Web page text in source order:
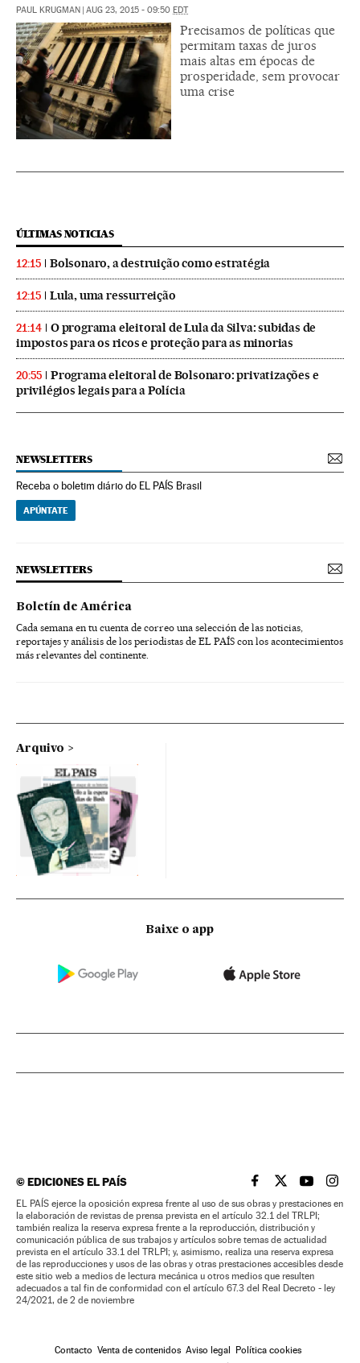
PAUL KRUGMAN | AUG 23, 2015 - 09:50 EDT
Precisamos de políticas que
permitam taxas de juros
mais altas em épocas de
prosperidade, sem provocar
uma crise
ÚLTIMAS NOTICIAS
12:15 Bolsonaro, a destruição como estratégia
12:15 Lula, uma ressurreição
21:14
O programa eleitoral de Lula da Silva: subidas de
impostos para os ricos e proteção para as minorias
20:55
Programa eleitoral de Bolsonaro: privatizações e
privilégios legais para a Polícia
NEWSLETTERS
Receba o boletim diário do EL PAÍS Brasil
APÚNTATE
NEWSLETTERS
Boletín de América
Cada semana en tu cuenta de correo una selección de las noticias,
reportajes y análisis de los periodistas de EL PAÍS con los acontecimientos
más relevantes del continente.
Arquivo
Baixe o app
©EDICIONES EL PAÍS EL PAÍS BRASIL EN
EL PAÍSEL PAÍS
EL
EL PAÍS ejerce la oposición expresa frente al uso de sus obras y prestaciones en
la elaboración de revistas de prensa prevista en el artículo 32.1 del TRLPI;
también realiza la reserva expresa frente a la reproducción, distribución y
comunicación pública de sus trabajos y artículos sobre temas de actualidad
prevista en el artículo 33.1 del TRLPI; y, asimismo, realiza una reserva expresa
de las reproducciones y usos de las obras y otras prestaciones accesibles desde
este sitio web a medios de lectura mecánica u otros medios que resulten
adecuados a tal fin de conformidad con el artículo 67.3 del Real Decreto - ley
24/2021, de 2 de noviembre
Contacto Venta de contenidos Aviso legal Política cookies